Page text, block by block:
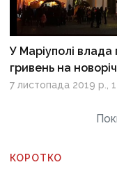
У Маріуполі
гривень на
7 листопада 2019 р.,
КОРОТКО